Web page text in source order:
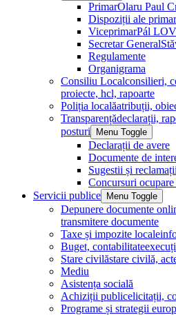
PrimarOlaru Paul
Dispoziții ale
ViceprimarPál
Secretar General
Regulamente
Organigrama
Consiliu Localconsilieri,
proiecte, hcl, rapoarte
Poliția localăatribuții,
Transparențădeclarații,
posturi
Menu Toggle
Declarații de avere
Documente de
Sugestii și reclamații
Concursuri
Servicii publice
Menu Toggle
Depunere documente
transmitere documente
Taxe și impozite locale
Buget, contabilitate
Stare civilăstare civilă,
Mediu
Asistența socială
Achiziții publicelicitații,
Programe și strategii